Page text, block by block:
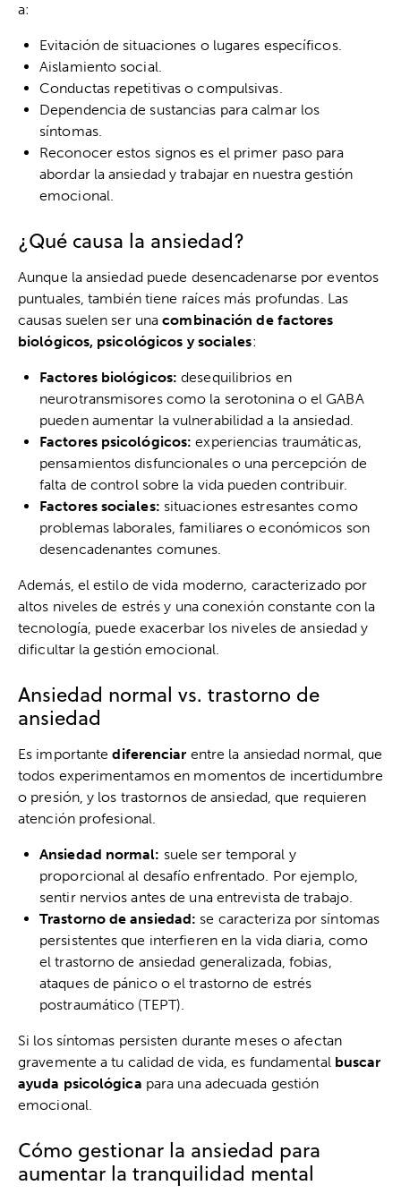
a:
Evitación de situaciones o lugares específicos.
Aislamiento social.
Conductas repetitivas o compulsivas.
Dependencia de sustancias para calmar los
síntomas.
Reconocer estos signos es el primer paso para
abordar la ansiedad y trabajar en nuestra gestión
emocional.
¿Qué causa la ansiedad?
Aunque la ansiedad puede desencadenarse por eventos
puntuales, también tiene raíces más profundas. Las
causas suelen ser unacombinación de factores
biológicos, psicológicos y sociales:
Factores biológicos: desequilibrios en
neurotransmisores como la serotonina o el GABA
pueden aumentar la vulnerabilidad a la ansiedad.
Factores psicológicos: experiencias traumáticas,
pensamientos disfuncionales o una percepción de
falta de control sobre la vida pueden contribuir.
Factores sociales: situaciones estresantes como
problemas laborales, familiares o económicos son
desencadenantes comunes.
Además, el estilo de vida moderno, caracterizado por
altos niveles de estrés y una conexión constante con la
tecnología, puede exacerbar los niveles de ansiedad y
dificultar la gestión emocional.
Ansiedad normal vs. trastorno de
ansiedad
Es importantediferenciar entre la ansiedad normal, que
todos experimentamos en momentos de incertidumbre
o presión, y los trastornos de ansiedad, que requieren
atención profesional.
Ansiedad normal: suele ser temporal y
proporcional al desafío enfrentado. Por ejemplo,
sentir nervios antes de una entrevista de trabajo.
Trastorno de ansiedad: se caracteriza por síntomas
persistentes que interfieren en la vida diaria, como
el trastorno de ansiedad generalizada, fobias,
ataques de pánico o el trastorno de estrés
postraumático (TEPT).
Si los síntomas persisten durante meses o afectan
gravemente a tu calidad de vida, es fundamental buscar
ayuda psicológica para una adecuada gestión
emocional.
Cómo gestionar la ansiedad para
aumentar la tranquilidad mental